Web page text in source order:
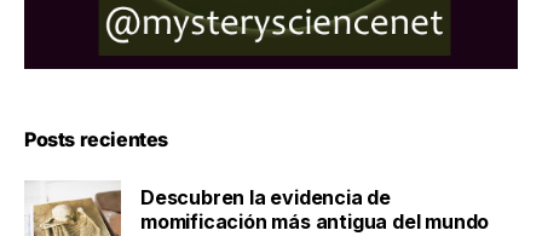
Posts recientes
Descubren la evidencia de
momificación más antigua del mundo